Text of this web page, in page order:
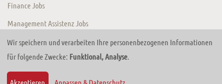
Finance Jobs
Management Assistenz Jobs
© 2026 TIMEConsult GmbH. Website von
TRADECOM Digital Solutions GmbH
Wir speichern und verarbeiten Ihre personenbezogenen Informationen
für folgende Zwecke: Funktional, Analyse.
Akzeptieren Anpassen & Datenschutz